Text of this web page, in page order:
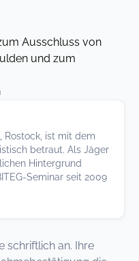
Ausschluss von
und zum
, Rostock, ist mit dem
betraut. Als Jäger
Hintergrund
Seminar seit 2009
schriftlich an. Ihre